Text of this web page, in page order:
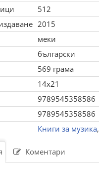
512
2015
меки
български
569 грама
14x21
9789545358586
9789545358586
Книги за музика,
Коментари